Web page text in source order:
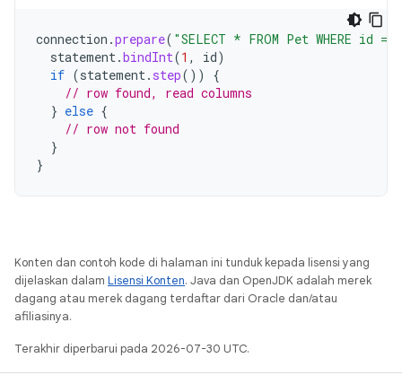
connection .prepare( "SELECT * FROM Pet WHERE id =
statement.bindInt(1 , id)
if (statement. step())
{
// row found, read columns
} else {
// row not found
}
}
Konten dan contoh kode di halaman ini tunduk kepada lisensi yang
dijelaskan dalam Lisensi Konten. Java dan OpenJDK adalah merek
dagang atau merek dagang terdaftar dari Oracle dan/atau
afiliasinya.
Terakhir diperbarui pada 2026-07-30 UTC.